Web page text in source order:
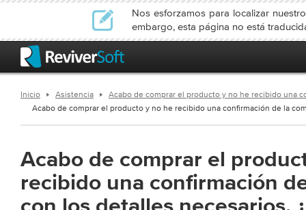
Nos esforzamos para localizar
embargo, esta página no está
Inicio Asistencia
Acabo de comprar el producto y no he recibido una
Acabo de comprar el producto y no he recibido una confirmación de la
Acabo de comprar el
recibido una confirmación